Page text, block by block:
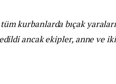
tüm kurbanlarda bıçak
ancak ekipler, anne ve